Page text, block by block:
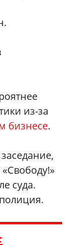
из-за
бизнесе.
суда.